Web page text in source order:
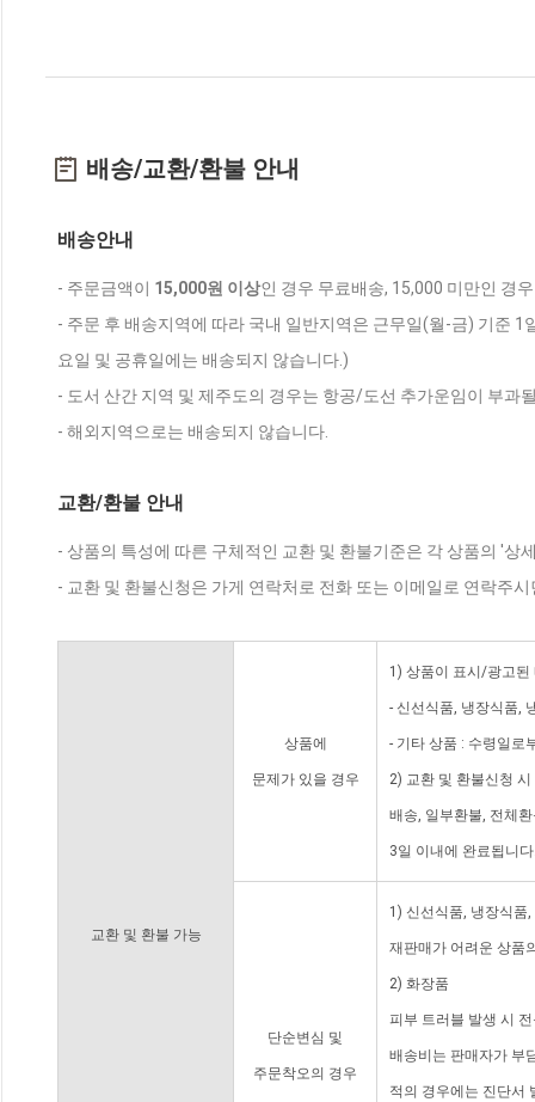
배송/교환/환불 안내
배송안내
- 주문금액이 15,000원 이상인 경우 무료배송, 15,000 미만인 경
- 주문 후 배송지역에 따라 국내 일반지역은 근무일(월-금) 기준
요일 및 공휴일에는 배송되지 않습니다.)
- 도서 산간 지역 및 제주도의 경우는 항공/도선 추가운임이 부과
- 해외지역으로는 배송되지 않습니다.
교환/환불 안내
- 상품의 특성에 따른 구체적인 교환 및 환불기준은 각 상품의 '상
- 교환 및 환불신청은 가게 연락처로 전화 또는 이메일로 연락주
교환 및 환불 가능
상품에
문제가 있을 경우
1) 상품이 표시/광고된
- 신선식품, 냉장식품,
- 기타 상품 : 수령일로
2) 교환 및 환불신청
배송, 일부환불, 전체
3일 이내에 완료됩니
단순변심 및
주문착오의 경우
1) 신선식품, 냉장식품
재판매가 어려운 상품
2) 화장품
피부 트러블 발생 시
배송비는 판매자가 부
적의 경우에는 진단서